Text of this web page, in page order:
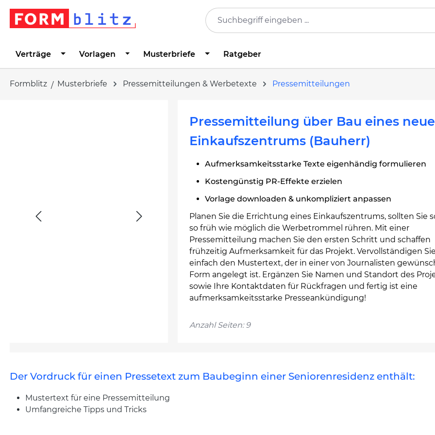
Zur Hauptnavigation springen
Verträge Vorlagen Musterbriefe Ratgeber
Formblitz Musterbriefe Pressemitteilungen & Werbetexte Pressemitteilungen
Pressemitteilung über Bau eines
Einkaufszentrums (Bauherr)
Aufmerksamkeitsstarke Texte eigenhändig formulieren
Kostengünstig PR-Effekte erzielen
Vorlage downloaden & unkompliziert anpassen
Planen Sie die Errichtung eines Einkaufszentrums, sollten Sie
so früh wie möglich die Werbetrommel rühren. Mit einer
Pressemitteilung machen Sie den ersten Schritt und schaffen
frühzeitig Aufmerksamkeit für das Projekt. Vervollständigen Sie
einfach den Mustertext, der in einer von Journalisten
Form angelegt ist. Ergänzen Sie Namen und Standort des
sowie Ihre Kontaktdaten für Rückfragen und fertig ist eine
aufmerksamkeitsstarke Presseankündigung!
Anzahl Seiten: 9
Der Vordruck für einen Pressetext zum Baubeginn einer Seniorenresidenz enthält:
Mustertext für eine Pressemitteilung
Umfangreiche Tipps und Tricks